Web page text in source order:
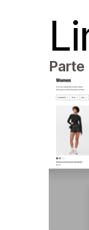
Parte